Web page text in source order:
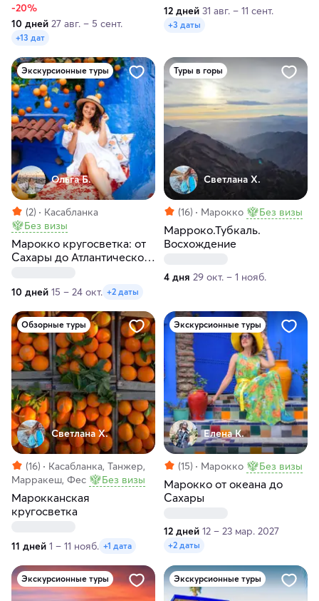
-20%
10 дней 27 авг. – 5 сент.
+13 дат
12 дней 31 авг. – 11 сент.
+3 даты
Экскурсионные туры
Ольга Б.
(2)
Касабланка
Без визы
Марокко кругосветка: от
Сахары до Атлантического
10 дней 15 – 24 окт. +2 даты
Туры в горы
Светлана Х.
(16) Марокко Без визы
Марроко.Тубкаль.
Восхождение
4 дня 29 окт. – 1 нояб.
Обзорные туры
Светлана Х.
(16)
Касабланка, Танжер,
Марракеш, Фес
Без визы
Марокканская
кругосветка
11 дней 1 – 11 нояб. +1 дата
Экскурсионные туры
Елена К.
(15) Марокко Без визы
Марокко от океана до
Сахары
12 дней 12 – 23 мар. 2027
+2 даты
Экскурсионные туры Экскурсионные туры